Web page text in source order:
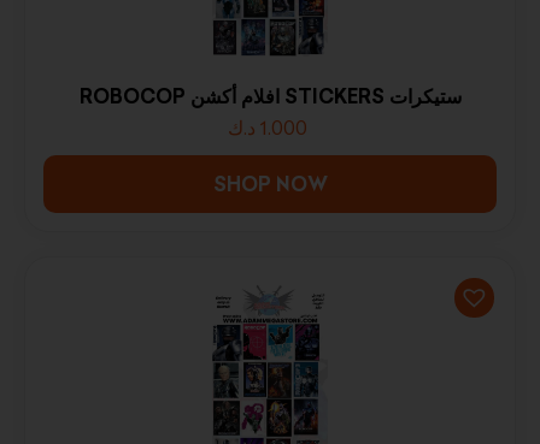
ROBOCOP افلام أكشن STICKERS ستيكرات
1.000 د.ك
SHOP NOW